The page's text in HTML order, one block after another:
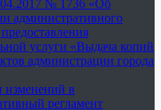
№ 1736 «Об
административного
услуги «Выдача копий
администрации города
изменений в
регламент